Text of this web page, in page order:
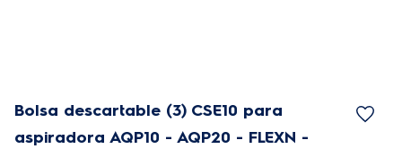
Bolsa descartable (3) CSE10 para
aspiradora AQP10 - AQP20 - FLEXN -